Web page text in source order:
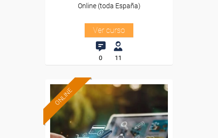
Online (toda España)
Ver curso
0 11
ONLINE
Formación 100%
subvencionada.